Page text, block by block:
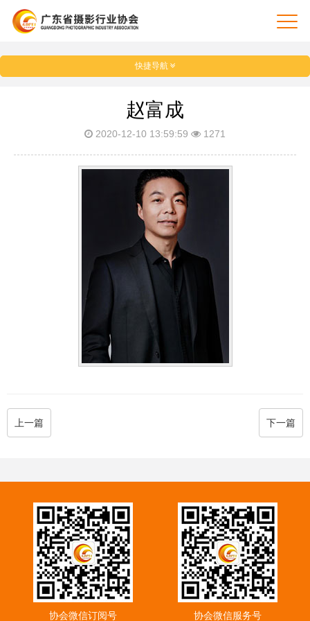
快捷导航
赵富成
2020-12-10 13:59:59 1271
上一篇 下一篇
协会微信订阅号 协会微信服务号